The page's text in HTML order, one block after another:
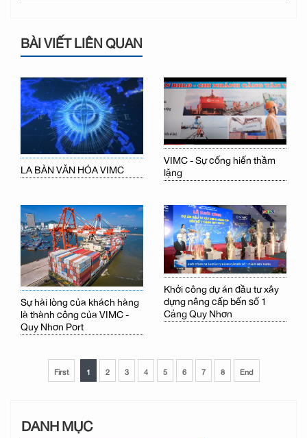
BÀI VIẾT LIÊN QUAN
LA BÀN VĂN HÓA VIMC VIMC - Sự cống hiến thầm
lặng
Sự hài lòng của khách hàng
là thành công của VIMC -
Quy Nhơn Port
Khởi công dự án đầu tư xây
dựng nâng cấp bến số 1
Cảng Quy Nhơn
First 1 2 3 4 5 6 7 8 End
DANH MỤC